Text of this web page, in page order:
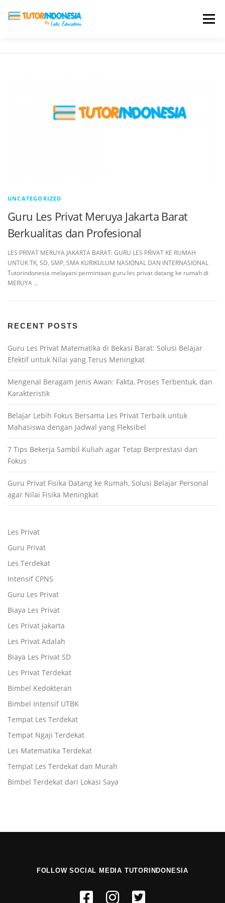
Menu
UNCATEGORIZED
Guru Les Privat Meruya Jakarta Barat
Berkualitas dan Profesional
LES PRIVAT MERUYA JAKARTA BARAT: GURU LES PRIVAT KE RUMAH
UNTUK TK, SD, SMP, SMA KURIKULUM NASIONAL DAN INTERNASIONAL
Tutorindonesia melayani permintaan guru les privat datang ke rumah di
MERUYA …
RECENT POSTS
Guru Les Privat Matematika di Bekasi Barat: Solusi Belajar
Efektif untuk Nilai yang Terus Meningkat
Mengenal Beragam Jenis Awan: Fakta, Proses Terbentuk, dan
Karakteristik
Belajar Lebih Fokus Bersama Les Privat Terbaik untuk
Mahasiswa dengan Jadwal yang Fleksibel
7 Tips Bekerja Sambil Kuliah agar Tetap Berprestasi dan
Fokus
Guru Privat Fisika Datang ke Rumah, Solusi Belajar Personal
agar Nilai Fisika Meningkat
Les Privat
Guru Privat
Les Terdekat
Intensif CPNS
Guru Les Privat
Biaya Les Privat
Les Privat Jakarta
Les Privat Adalah
Biaya Les Privat SD
Les Privat Terdekat
Bimbel Kedokteran
Bimbel Intensif UTBK
Tempat Les Terdekat
Tempat Ngaji Terdekat
Les Matematika Terdekat
Tempat Les Terdekat dan Murah
Bimbel Terdekat dari Lokasi Saya
FOLLOW SOCIAL MEDIA TUTORINDONESIA